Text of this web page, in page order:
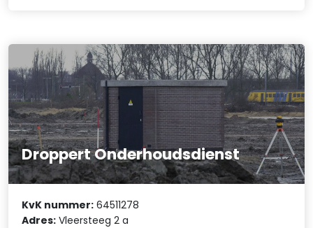
Droppert Onderhoudsdienst
KvK nummer: 64511278
Adres: Vleersteeg 2 a